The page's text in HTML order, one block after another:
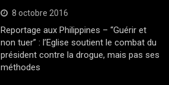
8 octobre 2016
Reportage aux Philippines – “Guérir et
non tuer” : l’Eglise soutient le combat du
président contre la drogue, mais pas ses
méthodes